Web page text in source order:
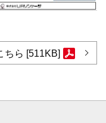
ちら [511KB]